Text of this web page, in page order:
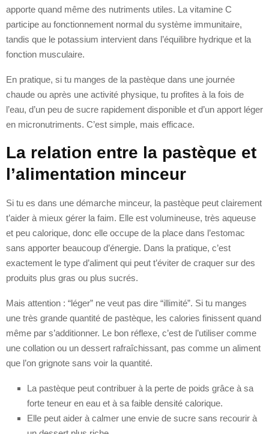
apporte quand même des nutriments utiles. La vitamine C
participe au fonctionnement normal du système immunitaire,
tandis que le potassium intervient dans l’équilibre hydrique et la
fonction musculaire.
En pratique, si tu manges de la pastèque dans une journée
chaude ou après une activité physique, tu profites à la fois de
l’eau, d’un peu de sucre rapidement disponible et d’un apport léger
en micronutriments. C’est simple, mais efficace.
La relation entre la pastèque et
l’alimentation minceur
Si tu es dans une démarche minceur, la pastèque peut clairement
t’aider à mieux gérer la faim. Elle est volumineuse, très aqueuse
et peu calorique, donc elle occupe de la place dans l’estomac
sans apporter beaucoup d’énergie. Dans la pratique, c’est
exactement le type d’aliment qui peut t’éviter de craquer sur des
produits plus gras ou plus sucrés.
Mais attention : “léger” ne veut pas dire “illimité”. Si tu manges
une très grande quantité de pastèque, les calories finissent quand
même par s’additionner. Le bon réflexe, c’est de l’utiliser comme
une collation ou un dessert rafraîchissant, pas comme un aliment
que l’on grignote sans voir la quantité.
La pastèque peut contribuer à la perte de poids grâce à sa
forte teneur en eau et à sa faible densité calorique.
Elle peut aider à calmer une envie de sucre sans recourir à